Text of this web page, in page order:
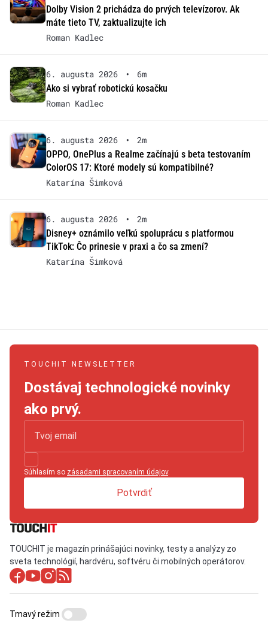
Dolby Vision 2 prichádza do prvých televízorov. Ak
máte tieto TV, zaktualizujte ich
Roman Kadlec
6. augusta 2026 •
6m
Ako si vybrať robotickú kosačku
Roman Kadlec
6. augusta 2026 •
2m
OPPO, OnePlus a Realme začínajú s beta testovaním
ColorOS 17: Ktoré modely sú kompatibilné?
Katarína Šimková
6. augusta 2026 •
2m
Disney+ oznámilo veľkú spoluprácu s platformou
TikTok: Čo prinesie v praxi a čo sa zmení?
Katarína Šimková
TOUCHIT NEWSLETTER
Dostávaj technologické novinky
ako prvý.
Súhlasím so zásadami spracovaním údajov.
Potvrdiť
TOUCHIT je magazín prinášajúci novinky, testy a analýzy zo
sveta technológií, hardvéru, softvéru či mobilných operátorov.
Tmavý režim